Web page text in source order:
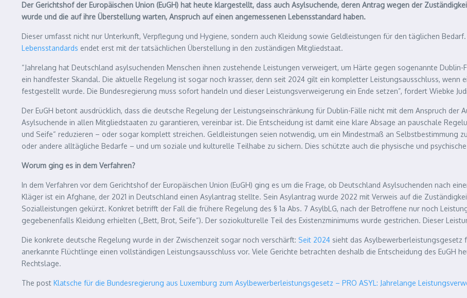
Der Gerichtshof der Europäischen Union (EuGH) hat heute klargestellt, dass auch Asylsuchende, deren Antrag wegen der
wurde und die auf ihre Überstellung warten, Anspruch auf einen angemessenen Lebensstandard haben.
Dieser umfasst nicht nur Unterkunft, Verpflegung und Hygiene, sondern auch Kleidung sowie Geldleistungen für den täglichen
Lebensstandards endet erst mit der tatsächlichen Überstellung in den zuständigen Mitgliedstaat.
“Jahrelang hat Deutschland asylsuchenden Menschen ihnen zustehende Leistungen verweigert, um Härte gegen sogenannte
ein handfester Skandal. Die aktuelle Regelung ist sogar noch krasser, denn seit 2024 gilt ein kompletter Leistungsausschluss,
festgestellt wurde. Die Bundesregierung muss sofort handeln und dieser Leistungsverweigerung ein Ende setzen”, fordert Wiebke
Der EuGH betont ausdrücklich, dass die deutsche Regelung der Leistungseinschränkung für Dublin-Fälle nicht mit dem Anspruch der
Asylsuchende in allen Mitgliedstaaten zu garantieren, vereinbar ist. Die Entscheidung ist damit eine klare Absage an pauschale
und Seife“ reduzieren – oder sogar komplett streichen. Geldleistungen seien notwendig, um ein Mindestmaß an Selbstbestimmung
oder andere alltägliche Bedarfe – und um soziale und kulturelle Teilhabe zu sichern. Dies schützte auch die physische und
Worum ging es in dem Verfahren?
In dem Verfahren vor dem Gerichtshof der Europäischen Union (EuGH) ging es um die Frage, ob Deutschland Asylsuchenden nach
Kläger ist ein Afghane, der 2021 in Deutschland einen Asylantrag stellte. Sein Asylantrag wurde 2022 mit Verweis auf die
Sozialleistungen gekürzt. Konkret betrifft der Fall die frühere Regelung des § 1a Abs. 7 AsylbLG, nach der Betroffene nur noch
gegebenenfalls Kleidung erhielten („Bett, Brot, Seife“). Der soziokulturelle Teil des Existenzminimums wurde gestrichen. Dieser
Die konkrete deutsche Regelung wurde in der Zwischenzeit sogar noch verschärft: Seit 2024 sieht das Asylbewerberleistungsgesetz
anerkannte Flüchtlinge einen vollständigen Leistungsausschluss vor. Viele Gerichte betrachten deshalb die Entscheidung des EuGH
Rechtslage.
The post Klatsche für die Bundesregierung aus Luxemburg zum Asylbewerberleistungsgesetz – PRO ASYL: Jahrelange